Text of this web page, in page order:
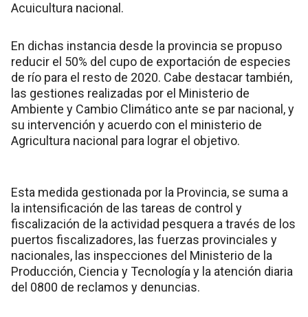
Acuicultura nacional.
En dichas instancia desde la provincia se propuso
reducir el 50% del cupo de exportación de especies
de río para el resto de 2020. Cabe destacar también,
las gestiones realizadas por el Ministerio de
Ambiente y Cambio Climático ante se par nacional, y
su intervención y acuerdo con el ministerio de
Agricultura nacional para lograr el objetivo.
Esta medida gestionada por la Provincia, se suma a
la intensificación de las tareas de control y
fiscalización de la actividad pesquera a través de los
puertos fiscalizadores, las fuerzas provinciales y
nacionales, las inspecciones del Ministerio de la
Producción, Ciencia y Tecnología y la atención diaria
del 0800 de reclamos y denuncias.